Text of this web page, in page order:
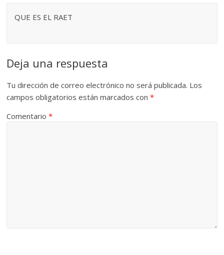
QUE ES EL RAET
Deja una respuesta
Tu dirección de correo electrónico no será publicada. Los
campos obligatorios están marcados con*
Comentario*